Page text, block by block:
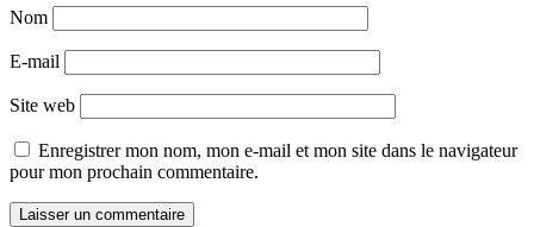
Nom
E-mail
Site web
Enregistrer mon nom, mon e-mail et mon site dans le navigateur
pour mon prochain commentaire.